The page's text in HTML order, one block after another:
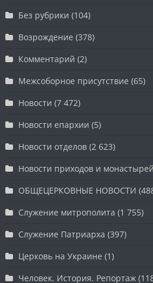
Без рубрики (104)
Возрождение (378)
Комментарий (2)
Межсоборное присутствие (65)
Новости (7 472)
Новости епархии (5)
Новости отделов (2 623)
Новости приходов и монастырей
ОБЩЕЦЕРКОВНЫЕ НОВОСТИ
Служение митрополита (1 755)
Служение Патриарха (397)
Церковь на Украине (1)
Человек. История. Репортаж